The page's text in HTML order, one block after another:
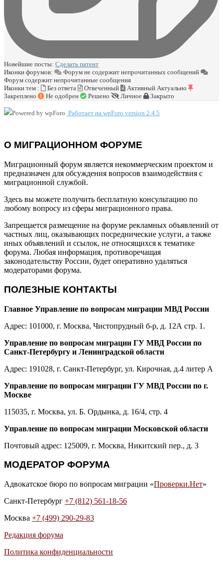
Новейшие посты: Сделать патент
Иконки форумов:
Форум не содержит непрочитанных сообщений
Форум содержит непрочитанные сообщения
Иконки тем :
Без ответа Отвеченный Активный Актуально
Закреплено
Не одобрен Решено Личное Закрыто
Работает на wpForo version 2.4.5
О МИГРАЦИОННОМ ФОРУМЕ
Миграционный форум является некоммерческим проектом и
предназначен для обсуждения вопросов взаимодействия с
миграционной службой.
Здесь вы можете получить бесплатную консультацию по
любому вопросу из сферы миграционного права.
Запрещается размещение на форуме рекламных объявлений от
частных лиц, оказывающих посреднические услуги, а также
иных объявлений и ссылок, не относящихся к тематике
форума. Любая информация, противоречащая
законодательству России, будет оперативно удаляться
модераторами форума.
ПОЛЕЗНЫЕ КОНТАКТЫ
Главное Управление по вопросам миграции МВД России
Адрес: 101000, г. Москва, Чистопрудный б-р, д. 12А стр. 1.
Управление по вопросам миграции ГУ МВД России по
Санкт-Петербургу и Ленинградской области
Адрес: 191028, г. Санкт-Петербург, ул. Кирочная, д.4 литер А
Управление по вопросам миграции ГУ МВД России по г.
Москве
115035, г. Москва, ул. Б. Ордынка, д. 16/4, стр. 4
Управление по вопросам миграции Московской области
Почтовый адрес: 125009, г. Москва, Никитский пер., д. 3
МОДЕРАТОР ФОРУМА
Адвокатское бюро по вопросам миграции «Проверки.Нет»
Санкт-Петербург +7 (812) 561-18-56
Москва +7 (499) 290-29-83
Редакция форума
Политика конфиденциальности